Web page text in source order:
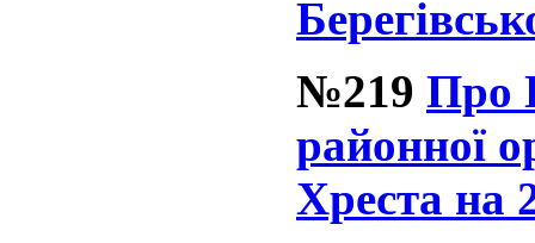
№219 Про
районної
Хреста на